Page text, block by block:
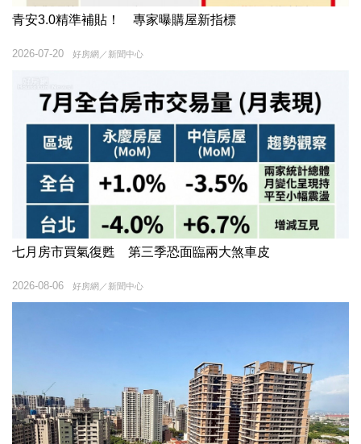
青安3.0精準補貼！ 專家曝購屋新指標
好房網／新聞中心
2026-07-20
七月房市買氣復甦 第三季恐面臨兩大煞車皮
好房網／新聞中心
2026-08-06